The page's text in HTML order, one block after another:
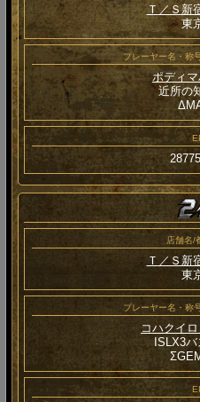
Ｔ／Ｓ新
東
プレーヤー名・称
ポディ
近所の
店舗名/
Ｔ／Ｓ新
東
プレーヤー名・称
コハクイ
ISLX3